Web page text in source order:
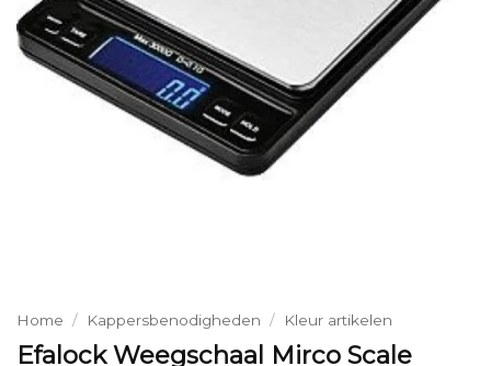
Home / Kappersbenodigheden / Kleur artikelen
Efalock Weegschaal Mirco Scale